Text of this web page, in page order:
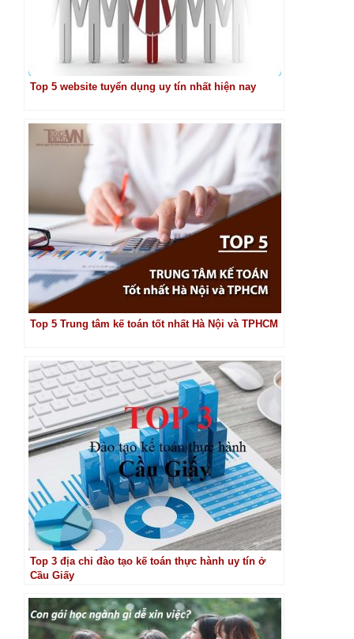
Top 5 website tuyển dụng uy tín nhất hiện nay
Top 5 Trung tâm kế toán tốt nhất Hà Nội và TPHCM
Top 3 địa chỉ đào tạo kế toán thực hành uy tín ở
Cầu Giấy